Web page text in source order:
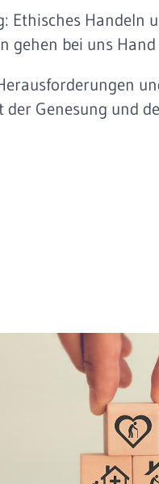
Ethisches Handeln
gehen bei uns
Genesung und